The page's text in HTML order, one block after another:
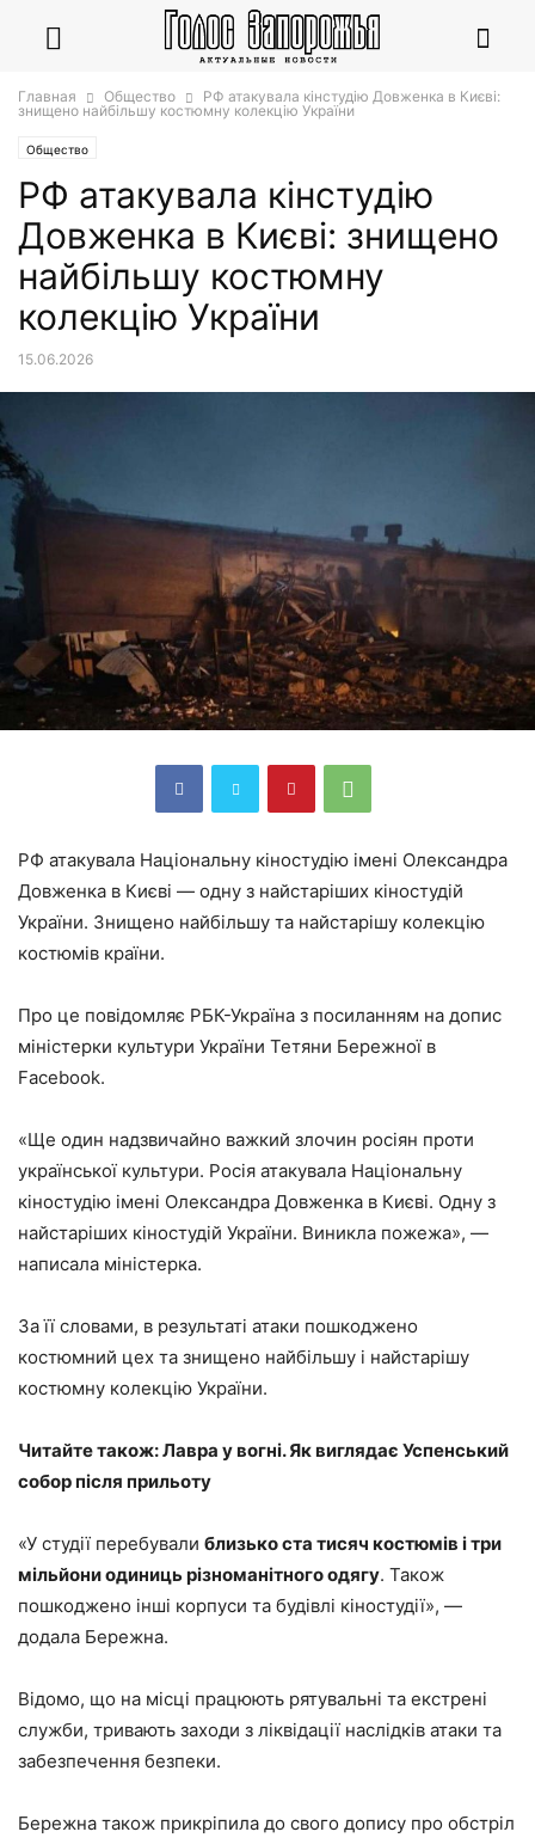
Главная Общество
РФ атакувала кінстудію Довженка в Києві:
знищено найбільшу костюмну колекцію України
Общество
РФ атакувала кінстудію
Довженка в Києві: знищено
найбільшу костюмну
колекцію України
15.06.2026
РФ атакувала Національну кіностудію імені Олександра
Довженка в Києві — одну з найстаріших кіностудій
України. Знищено найбільшу та найстарішу колекцію
костюмів країни.
Про це повідомляє РБК-Україна з посиланням на допис
міністерки культури України Тетяни Бережної в
Facebook.
«Ще один надзвичайно важкий злочин росіян проти
української культури. Росія атакувала Національну
кіностудію імені Олександра Довженка в Києві. Одну з
найстаріших кіностудій України. Виникла пожежа», —
написала міністерка.
За її словами, в результаті атаки пошкоджено
костюмний цех та знищено найбільшу і найстарішу
костюмну колекцію України.
Читайте також: Лавра у вогні. Як виглядає Успенський
собор після прильоту
«У студії перебували близько ста тисяч костюмів і три
мільйони одиниць різноманітного одягу. Також
пошкоджено інші корпуси та будівлі кіностудії», —
додала Бережна.
Відомо, що на місці працюють рятувальні та екстрені
служби, тривають заходи з ліквідації наслідків атаки та
забезпечення безпеки.
Бережна також прикріпила до свого допису про обстріл